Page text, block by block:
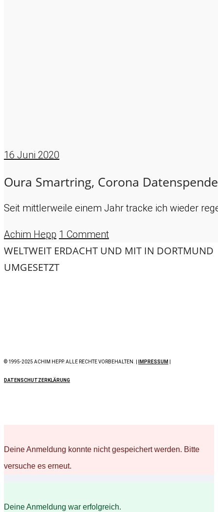
16 Juni 2020
Oura Smartring, Corona
Seit mittlerweile einem Jahr tracke ich wieder
Achim Hepp 1 Comment
WELTWEIT ERDACHT UND MIT IN DORTMUND
UMGESETZT
© 1995-2025 ACHIM HEPP. ALLE RECHTE VORBEHALTEN. | IMPRESSUM
DATENSCHUTZERKLÄRUNG
Deine Anmeldung konnte nicht gespeichert werden. Bitte
versuche es erneut.
Deine Anmeldung war erfolgreich.